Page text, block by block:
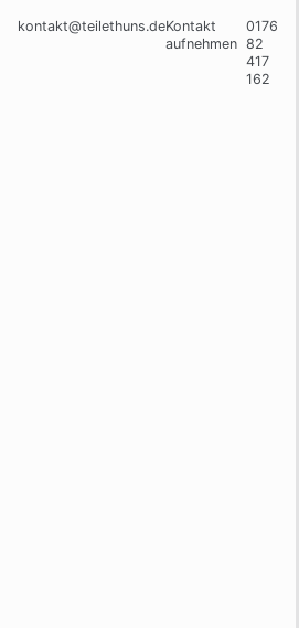
kontakt@teilethuns.deKontakt
aufnehmen
0176
82
417
162